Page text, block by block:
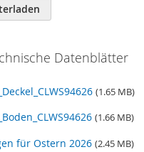
Datenblätter
(1.65 MB)
(1.66 MB)
für Ostern 2026 (2.45 MB)